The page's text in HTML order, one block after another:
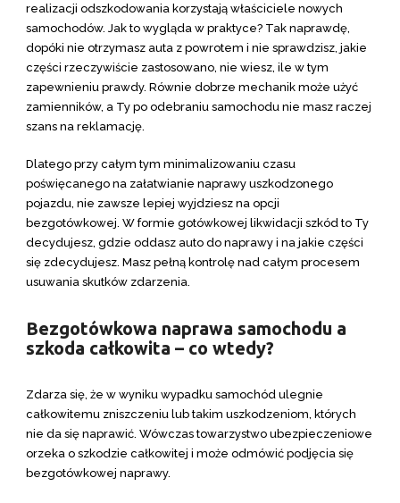
realizacji odszkodowania korzystają właściciele nowych
samochodów. Jak to wygląda w praktyce? Tak naprawdę,
dopóki nie otrzymasz auta z powrotem i nie sprawdzisz, jakie
części rzeczywiście zastosowano, nie wiesz, ile w tym
zapewnieniu prawdy. Równie dobrze mechanik może użyć
zamienników, a Ty po odebraniu samochodu nie masz raczej
szans na reklamację.
Dlatego przy całym tym minimalizowaniu czasu
poświęcanego na załatwianie naprawy uszkodzonego
pojazdu, nie zawsze lepiej wyjdziesz na opcji
bezgotówkowej. W formie gotówkowej likwidacji szkód to Ty
decydujesz, gdzie oddasz auto do naprawy i na jakie części
się zdecydujesz. Masz pełną kontrolę nad całym procesem
usuwania skutków zdarzenia.
Bezgotówkowa naprawa samochodu a
szkoda całkowita – co wtedy?
Zdarza się, że w wyniku wypadku samochód ulegnie
całkowitemu zniszczeniu lub takim uszkodzeniom, których
nie da się naprawić. Wówczas towarzystwo ubezpieczeniowe
orzeka o szkodzie całkowitej i może odmówić podjęcia się
bezgotówkowej naprawy.